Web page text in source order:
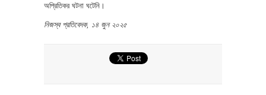
অপ্রিতিকর ঘটনা ঘটেনি।
নিজস্ব প্রতিবেদক, ১৪ জুন ২০২৫